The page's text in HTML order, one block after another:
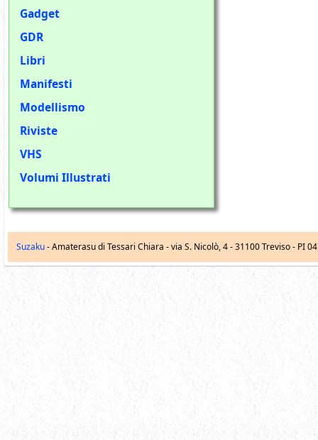
Gadget
GDR
Libri
Manifesti
Modellismo
Riviste
VHS
Volumi Illustrati
Suzaku- Amaterasu di Tessari Chiara -via S. Nicolò, 4-31100 Treviso - PI